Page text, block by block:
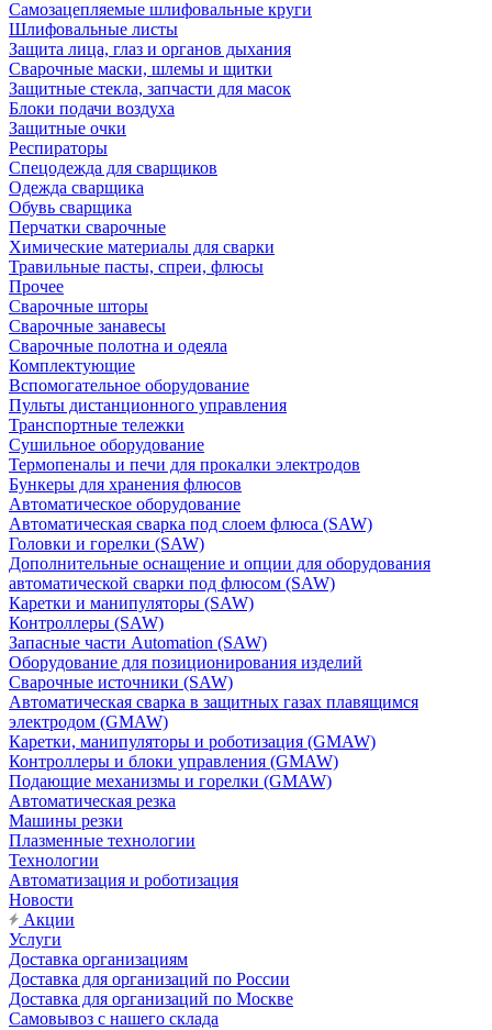
Самозацепляемые шлифовальные круги
Шлифовальные листы
Защита лица, глаз и органов дыхания
Сварочные маски, шлемы и щитки
Защитные стекла, запчасти для масок
Блоки подачи воздуха
Защитные очки
Респираторы
Спецодежда для сварщиков
Одежда сварщика
Обувь сварщика
Перчатки сварочные
Химические материалы для сварки
Травильные пасты, спреи, флюсы
Прочее
Сварочные шторы
Сварочные занавесы
Сварочные полотна и одеяла
Комплектующие
Вспомогательное оборудование
Пульты дистанционного управления
Транспортные тележки
Сушильное оборудование
Термопеналы и печи для прокалки электродов
Бункеры для хранения флюсов
Автоматическое оборудование
Автоматическая сварка под слоем флюса (SAW)
Головки и горелки (SAW)
Дополнительные оснащение и опции для оборудования
автоматической сварки под флюсом (SAW)
Каретки и манипуляторы (SAW)
Контроллеры (SAW)
Запасные части Automation (SAW)
Оборудование для позиционирования изделий
Сварочные источники (SAW)
Автоматическая сварка в защитных газах плавящимся
электродом (GMAW)
Каретки, манипуляторы и роботизация (GMAW)
Контроллеры и блоки управления (GMAW)
Подающие механизмы и горелки (GMAW)
Автоматическая резка
Машины резки
Плазменные технологии
Технологии
Автоматизация и роботизация
Новости
Акции
Услуги
Доставка организациям
Доставка для организаций по России
Доставка для организаций по Москве
Самовывоз с нашего склада